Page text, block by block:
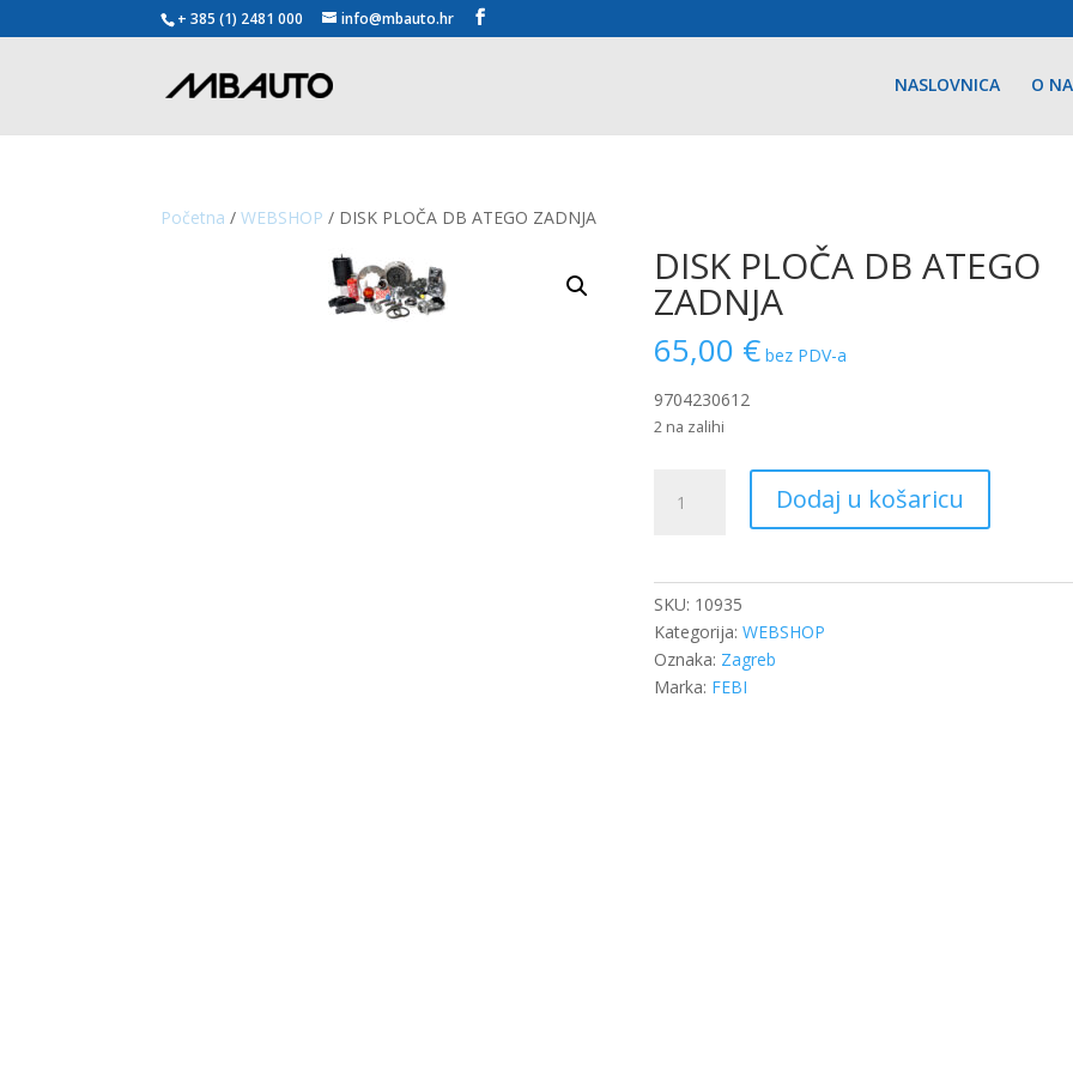
+ 385 (1) 2481 000 info@mbauto.hr
NASLOVNICA O
Početna /WEBSHOP / DISK PLOČA DB ATEGO ZADNJA
DISK PLOČA DB ATEGO
ZADNJA
65,00 € bez PDV-a
9704230612
2 na zalihi
PLOČA
Dodaj u košaricu
SKU: 10935
Kategorija:WEBSHOP
Oznaka: Zagreb
Marka: FEBI